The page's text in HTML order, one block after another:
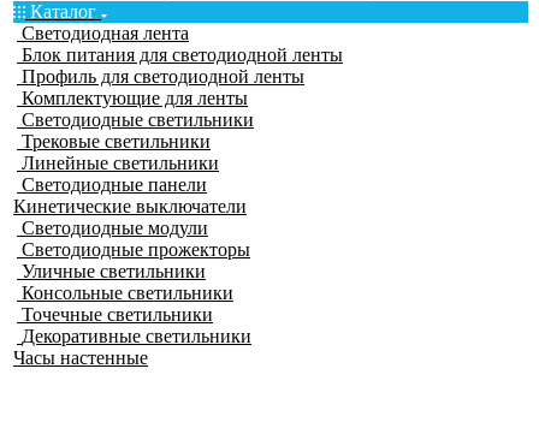
Каталог
Светодиодная лента
Блок питания для светодиодной ленты
Профиль для светодиодной ленты
Комплектующие для ленты
Светодиодные светильники
Трековые светильники
Линейные светильники
Светодиодные панели
Кинетические выключатели
Светодиодные модули
Светодиодные прожекторы
Уличные светильники
Консольные светильники
Точечные светильники
Декоративные светильники
Часы настенные